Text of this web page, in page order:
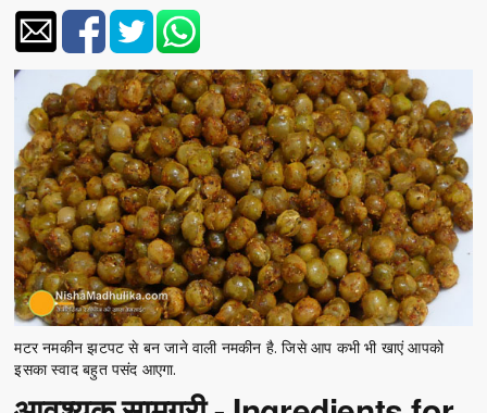
मटर नमकीन झटपट से बन जाने वाली नमकीन है. जिसे आप कभी भी खाएं आपको
इसका स्वाद बहुत पसंद आएगा.